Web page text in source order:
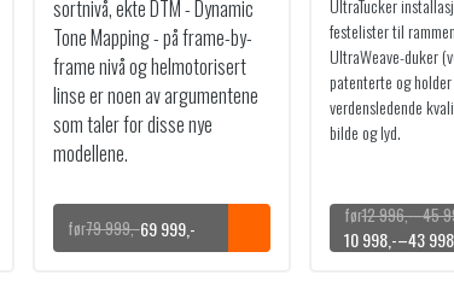
sortnivå, ekte DTM - Dynamic
Tone Mapping - på frame-by-
frame nivå og helmotorisert
linse er noen av argumentene
som taler for disse nye
modellene.
79 999,-
Opprinnelig 69 999,-
Nåværende
UltraTucker
festelister til
UltraWeave-duker
patenterte og holder
verdensledende
bilde og lyd.
12 996,-–45
Prisområde:
12 996,-
Opprinnelig
10 998,-–43 998
Prisområde:
Nåværende